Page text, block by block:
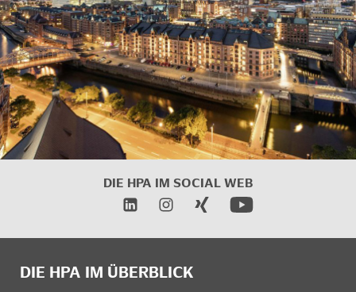
DIE HPA IM SOCIAL WEB
DIE HPA IM ÜBERBLICK